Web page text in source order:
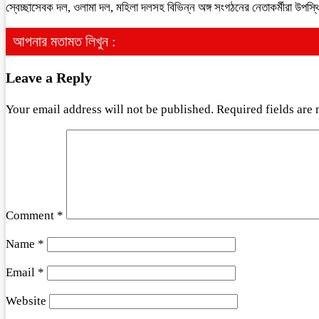
স্বেচ্ছাসেবক দল, ওলামা দল, মহিলা দলসহ বিভিন্ন অঙ্গ সংগঠনের নেতাকর্মীরা
আপনার মতামত লিখুন :
Leave a Reply
Your email address will not be published. Required fields are
Comment *
Name *
Email *
Website